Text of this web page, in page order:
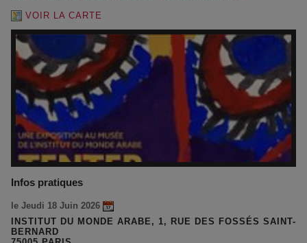
VOIR LA CARTE
Infos pratiques
le Jeudi 18 Juin 2026
INSTITUT DU MONDE ARABE, 1, RUE DES FOSSÉS SAINT-
BERNARD